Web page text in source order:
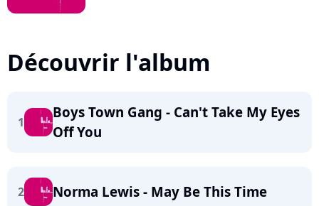
Découvrir l'album
1
Boys Town Gang - Can't Take My Eyes
Off You
2 Norma Lewis - May Be This Time